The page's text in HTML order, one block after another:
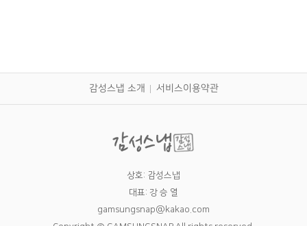
감성스냅 소개 서비스이용약관
상호: 감성스냅
대표: 강 승 열
gamsungsnap@kakao.com